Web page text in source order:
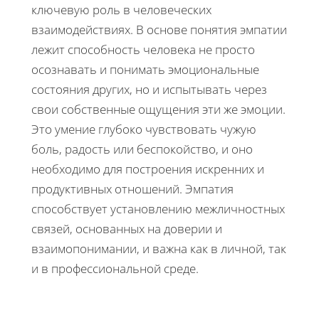
ключевую роль в человеческих
взаимодействиях. В основе понятия эмпатии
лежит способность человека не просто
осознавать и понимать эмоциональные
состояния других, но и испытывать через
свои собственные ощущения эти же эмоции.
Это умение глубоко чувствовать чужую
боль, радость или беспокойство, и оно
необходимо для построения искренних и
продуктивных отношений. Эмпатия
способствует установлению межличностных
связей, основанных на доверии и
взаимопонимании, и важна как в личной, так
и в профессиональной среде.